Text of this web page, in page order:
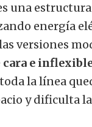
una
energía
versiones
cara e
la línea
y dificulta